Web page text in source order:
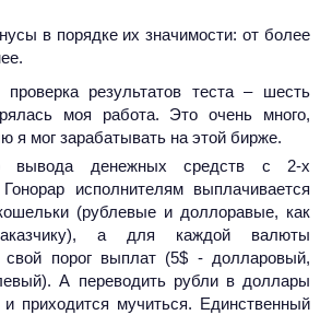
в порядке их значимости: от более
проверка результатов теста – шесть
моя работа. Это очень много,
я мог зарабатывать на этой бирже.
вывода денежных средств с 2-х
исполнителям выплачивается
(рублевые и доллоравые, как
а для каждой валюты
свой порог выплат (5$ - долларовый,
А переводить рубли в доллары
и приходится мучиться. Единственный